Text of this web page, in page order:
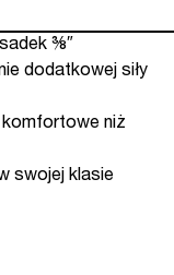
⅜″
dodatkowej siły
komfortowe niż
swojej klasie